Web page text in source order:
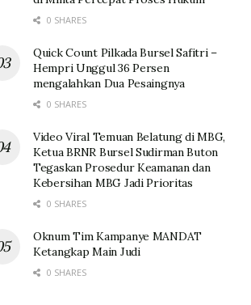
0 SHARES
Quick Count Pilkada Bursel Safitri –
Hempri Unggul 36 Persen
mengalahkan Dua Pesaingnya
0 SHARES
Video Viral Temuan Belatung di MBG,
Ketua BRNR Bursel Sudirman Buton
Tegaskan Prosedur Keamanan dan
Kebersihan MBG Jadi Prioritas
0 SHARES
Oknum Tim Kampanye MANDAT
Ketangkap Main Judi
0 SHARES